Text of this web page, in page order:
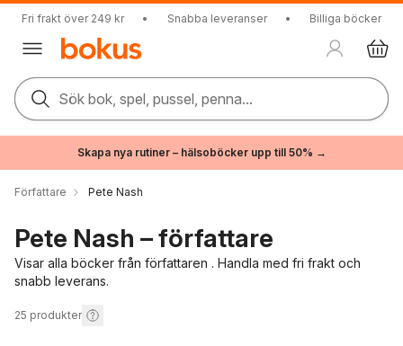
Fri frakt över 249 kr • Snabba leveranser • Billiga böcker
Sök bok, spel, pussel, penna...
Skapa nya rutiner – hälsoböcker upp till 50% →
Författare Pete Nash
Pete Nash – författare
Visar alla böcker från författaren . Handla med fri frakt och
snabb leverans.
25 produkter